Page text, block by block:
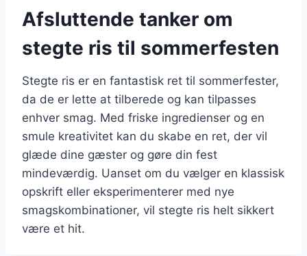
Afsluttende tanker om
stegte ris til sommerfesten
Stegte ris er en fantastisk ret til sommerfester,
da de er lette at tilberede og kan tilpasses
enhver smag. Med friske ingredienser og en
smule kreativitet kan du skabe en ret, der vil
glæde dine gæster og gøre din fest
mindeværdig. Uanset om du vælger en klassisk
opskrift eller eksperimenterer med nye
smagskombinationer, vil stegte ris helt sikkert
være et hit.